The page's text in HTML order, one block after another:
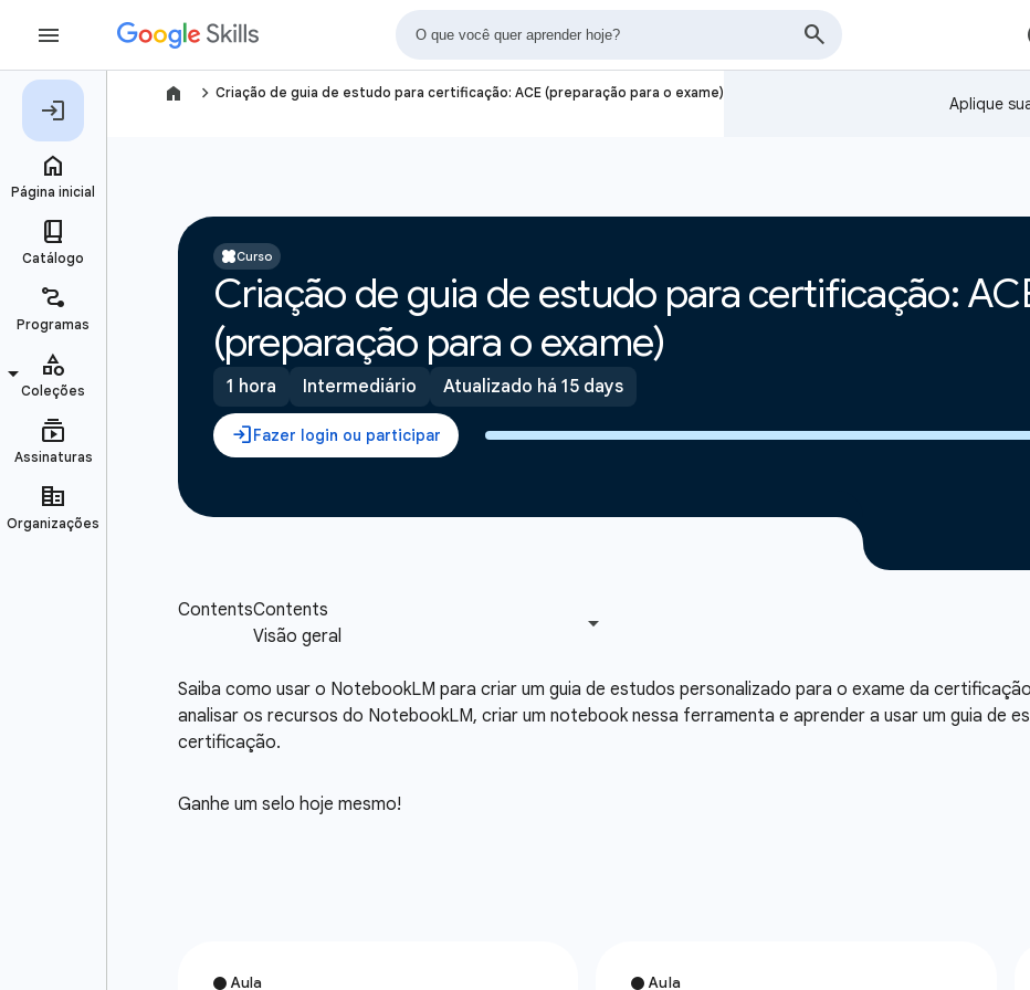
navigate_next Criação de guia de estudo para certificação: ACE (preparação para o exame)
Aplique
Curso
Criação de guia de estudo para certificação:
(preparação para o exame)
1 hora Intermediário Atualizado há 15 days
Saiba como usar o NotebookLM para criar um guia de estudos personalizado para o exame da
analisar os recursos do NotebookLM, criar um notebook nessa ferramenta e aprender a usar um guia de
certificação.
Ganhe um selo hoje mesmo!